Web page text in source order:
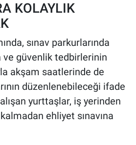
KOLAYLIK
sınav parkurlarında
ve güvenlik tedbirlerinin
akşam saatlerinde de
düzenlenebileceği ifade
yurttaşlar, iş yerinden
ehliyet sınavına